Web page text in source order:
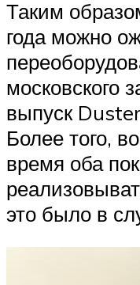
Таким
года можно
московского
выпуск
Более того,
время оба
это было в